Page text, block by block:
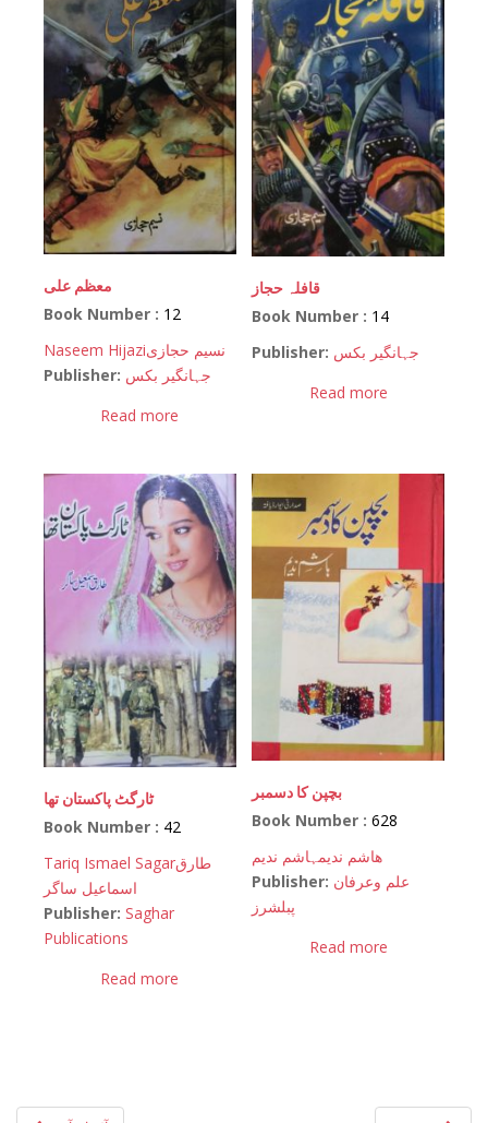
معظم علی
Book Number : 12
Naseem Hijaziنسیم حجازی
Publisher: جہانگیر بکس
Read more
قافلہ حجاز
Book Number : 14
Publisher: جہانگیر بکس
Read more
ٹارگٹ پاکستان تھا
Book Number : 42
Tariq Ismael Sagarطارق
اسماعیل ساگر
Publisher: Saghar
Publications
Read more
بچپن کا دسمبر
Book Number :628
ھاشم ندیمہاشم ندیم
Publisher: علم وعرفان
پبلشرز
Read more